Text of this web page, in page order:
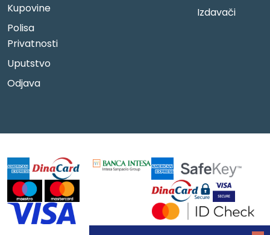
Kupovine
Polisa
Privatnosti
Uputstvo
Odjava
Izdavači